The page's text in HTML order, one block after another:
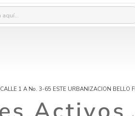
1 A No. 3-65 ESTE URBANIZACION BELLO